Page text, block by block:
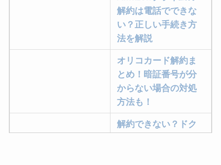
解約は電話でできな
い？正しい手続き方
法を解説
オリコカード解約ま
とめ！暗証番号が分
からない場合の対処
方法も！
解約できない？ドク